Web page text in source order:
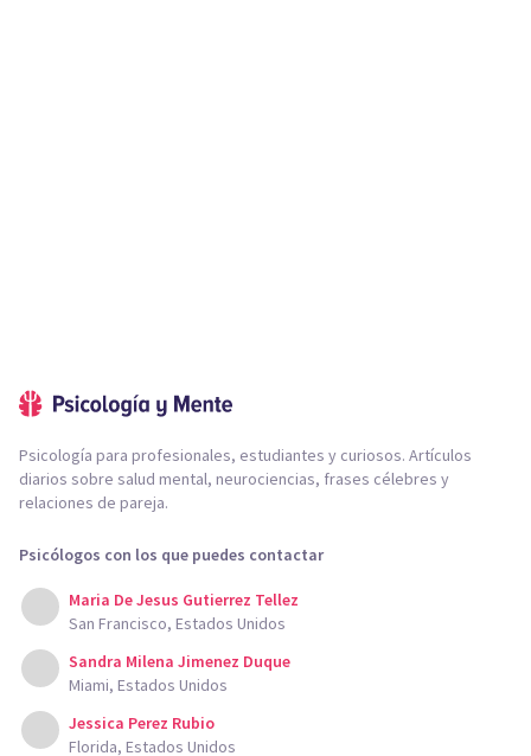
Psicología para profesionales, estudiantes y curiosos. Artículos
diarios sobre salud mental, neurociencias, frases célebres y
relaciones de pareja.
Psicólogos con los que puedes contactar
Maria De Jesus Gutierrez Tellez
San Francisco, Estados Unidos
Sandra Milena Jimenez Duque
Miami, Estados Unidos
Jessica Perez Rubio
Florida, Estados Unidos